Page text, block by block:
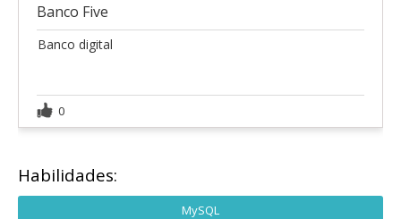
Banco Five
Banco digital
0
Habilidades:
MySQL